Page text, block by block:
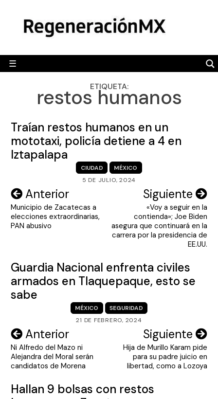
content
☰
POLÍTICA
CAMALEÓN
OPINIÓN
ENGLISH SECTION
ETIQUETA:
restos humanos
Traían restos humanos en un
mototaxi, policía detiene a 4 en
Iztapalapa
CIUDAD
MÉXICO
5 DE JULIO, 2024
Navegación
de
entradas
Anterior
Municipio de Zacatecas a
elecciones extraordinarias,
PAN abusivo
Siguiente
«Voy a seguir en la
contienda»; Joe Biden
asegura que continuará en la
carrera por la presidencia de
EE.UU.
Guardia Nacional enfrenta civiles
armados en Tlaquepaque, esto se
sabe
MÉXICO
SEGURIDAD
21 DE FEBRERO, 2024
Navegación
de
entradas
Anterior
Ni Alfredo del Mazo ni
Alejandra del Moral serán
candidatos de Morena
Siguiente
Hija de Murillo Karam pide
para su padre juicio en
libertad, como a Lozoya
Hallan 9 bolsas con restos